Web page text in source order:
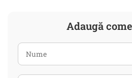
Adaugă